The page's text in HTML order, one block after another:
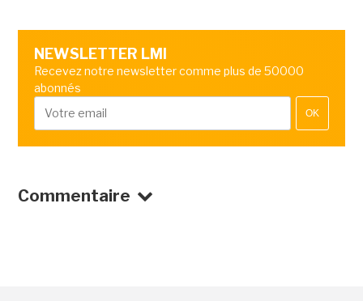
NEWSLETTER LMI
Recevez notre newsletter comme plus de 50000
abonnés
OK
Commentaire